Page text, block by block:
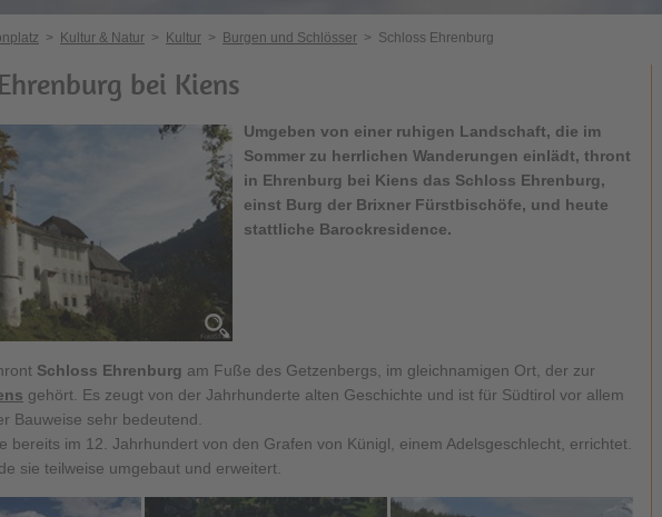
> Kultur & Natur > Kultur > Burgen und Schlösser > Schloss Ehrenburg
bei Kiens
Umgeben von einer ruhigen Landschaft, die im
Sommer zu herrlichen Wanderungen einlädt, thront
in Ehrenburg bei Kiens das Schloss Ehrenburg,
einst Burg der Brixner Fürstbischöfe, und heute
stattliche Barockresidence.
Schloss Ehrenburg am Fuße des Getzenbergs, im gleichnamigen Ort, der zur
gehört. Es zeugt von der Jahrhunderte alten Geschichte und ist für Südtirol vor allem
Bauweise sehr bedeutend.
bereits im 12. Jahrhundert von den Grafen von Künigl, einem Adelsgeschlecht, errichtet.
sie teilweise umgebaut und erweitert.